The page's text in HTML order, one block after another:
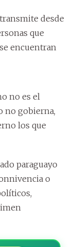
desde
que
encuentran
no es el
no gobierna,
los que
paraguayo
o